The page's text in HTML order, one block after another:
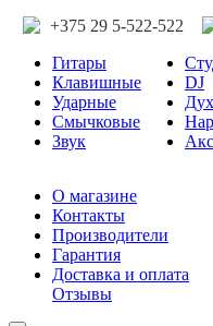
+375 29 5-522-522
Гитары
Клавишные
Ударные
Смычковые
Звук
DJ
О магазине
Контакты
Производители
Гарантия
Доставка и оплата
Отзывы